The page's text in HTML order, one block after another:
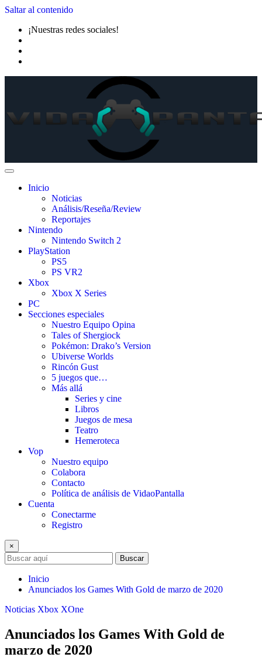
Saltar al contenido
¡Nuestras redes sociales!
Inicio
Noticias
Análisis/Reseña/Review
Reportajes
Nintendo
Nintendo Switch 2
PlayStation
PS5
PS VR2
Xbox
Xbox X Series
PC
Secciones especiales
Nuestro Equipo Opina
Tales of Shergiock
Pokémon: Drako’s Version
Ubiverse Worlds
Rincón Gust
5 juegos que…
Más allá
Series y cine
Libros
Juegos de mesa
Teatro
Hemeroteca
Vop
Nuestro equipo
Colabora
Contacto
Política de análisis de VidaoPantalla
Cuenta
Conectarme
Registro
×
Buscar
Inicio
Anunciados los Games With Gold de marzo de 2020
Noticias Xbox XOne
Anunciados los Games With Gold de
marzo de 2020